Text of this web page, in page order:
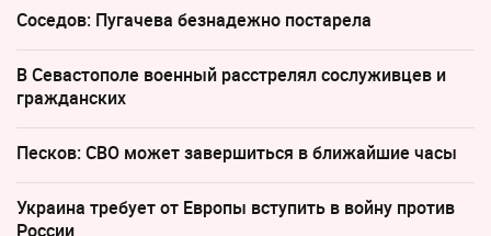
Соседов: Пугачева безнадежно постарела
В Севастополе военный расстрелял сослуживцев и
гражданских
Песков: СВО может завершиться в ближайшие часы
Украина требует от Европы вступить в войну против
России